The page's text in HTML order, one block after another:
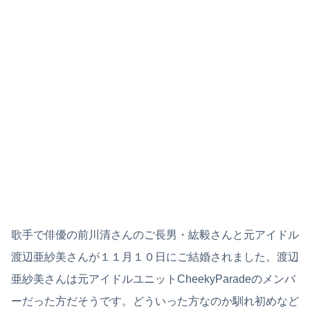
歌手で俳優の前川清さんのご長男・紘毅さんと元アイドル
渡辺亜紗美さんが１１月１０日にご結婚されました。渡辺
亜紗美さんは元アイドルユニットCheekyParadeのメンバ
ーだった方だそうです。どういった方なのか馴れ初めなど